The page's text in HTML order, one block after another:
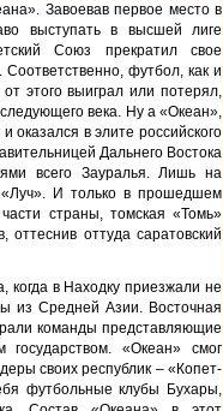
Завоевав первое место в
выступать в высшей лиге
Союз прекратил свое
футбол, как и
этого выиграл или потерял,
века. Ну а «Океан»,
оказался в элите российского
Дальнего Востока
всего Зауралья. Лишь на
«Луч». И только в прошедшем
страны, томская «Томь»
оттеснив оттуда саратовский
в Находку приезжали не
из Средней Азии. Восточная
команды представляющие
«Океан» смог
своих республик – «Копет-
футбольные клубы Бухары,